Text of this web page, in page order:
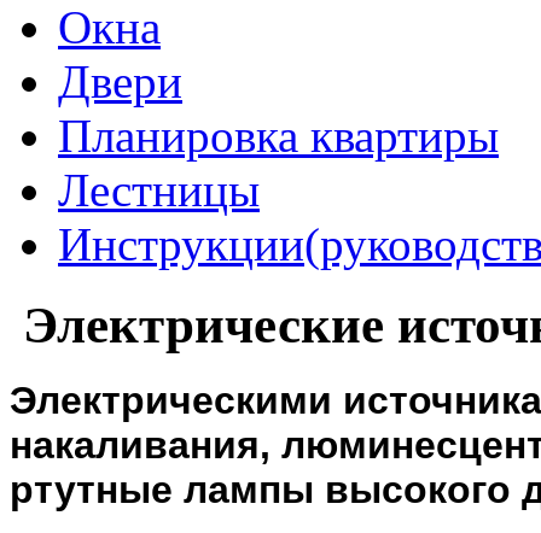
Окна
Двери
Планировка квартиры
Лестницы
Электрические
Электрическими
накаливания,
ртутные лампы высокого